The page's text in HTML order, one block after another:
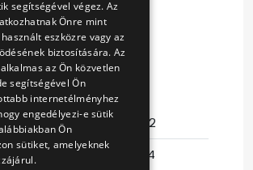
15/T-396/12
2014-06-04
segítségével végez. Az
Önre mint
eszközre vagy az
biztosítására. Az
az Ön közvetlen
segítségével Ön
internetélményhez
engedélyezi-e sütik
Ön
sütiket, amelyeknek